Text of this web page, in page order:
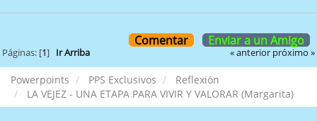
Comentar Enviar a un Amigo
Páginas: [1] Ir Arriba « anterior próximo »
Powerpoints PPS Exclusivos
Reflexión
LA VEJEZ - UNA ETAPA PARA VIVIR Y VALORAR (Margarita)